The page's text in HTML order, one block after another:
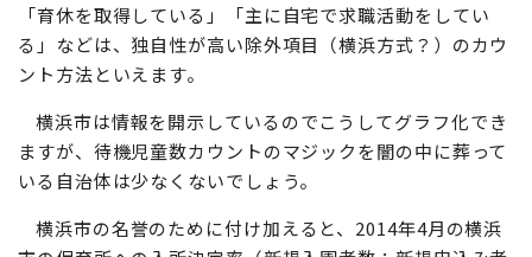
「育休を取得している」「主に自宅で求職活動をしてい
る」などは、独自性が高い除外項目（横浜方式？）のカウ
ント方法といえます。
横浜市は情報を開示しているのでこうしてグラフ化でき
ますが、待機児童数カウントのマジックを闇の中に葬って
いる自治体は少なくないでしょう。
横浜市の名誉のために付け加えると、2014年4月の横浜